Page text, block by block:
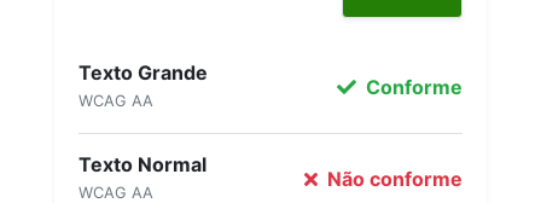
Texto Grande
WCAG AA
Conforme
Texto Normal
WCAG AA
Não conforme